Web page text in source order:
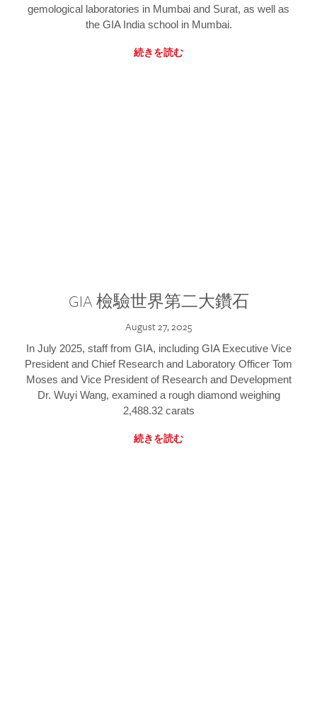
gemological laboratories in Mumbai and Surat, as well as
the GIA India school in Mumbai.
続きを読む
GIA 檢驗世界第二大鑽石
August 27, 2025
In July 2025, staff from GIA, including GIA Executive Vice
President and Chief Research and Laboratory Officer Tom
Moses and Vice President of Research and Development
Dr. Wuyi Wang, examined a rough diamond weighing
2,488.32 carats
続きを読む